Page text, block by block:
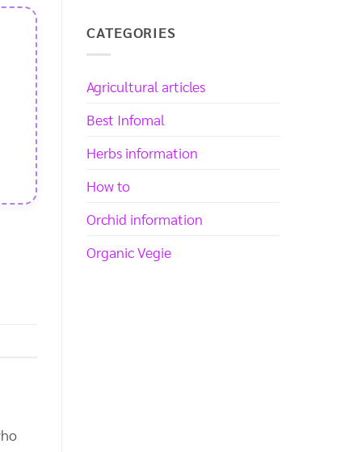
CATEGORIES
Agricultural articles
Best Infomal
Herbs information
How to
Orchid information
Organic Vegie